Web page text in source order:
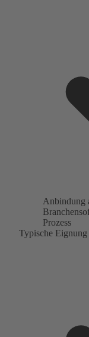
Anbindung
Prozess
Typische Eignung